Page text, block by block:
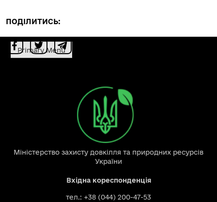
ПОДІЛИТИСЬ:
Primary Menu
Міністерство захисту довкілля та природних ресурсів
України
Вхідна кореспонденція
тел.: +38 (044) 200-47-53